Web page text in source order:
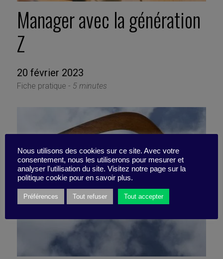
Manager avec la génération
Z
20 février 2023
Fiche pratique - 5 minutes
Nous utilisons des cookies sur ce site. Avec votre
consentement, nous les utiliserons pour mesurer et
analyser l'utilisation du site. Visitez notre page sur la
politique cookie pour en savoir plus.
Préférences Tout refuser Tout accepter